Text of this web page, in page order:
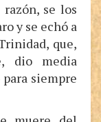
se los
y se echó a
que,
dio media
siempre